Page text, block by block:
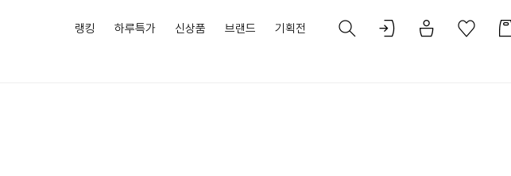
랭킹 하루특가 신상품 브랜드 기획전